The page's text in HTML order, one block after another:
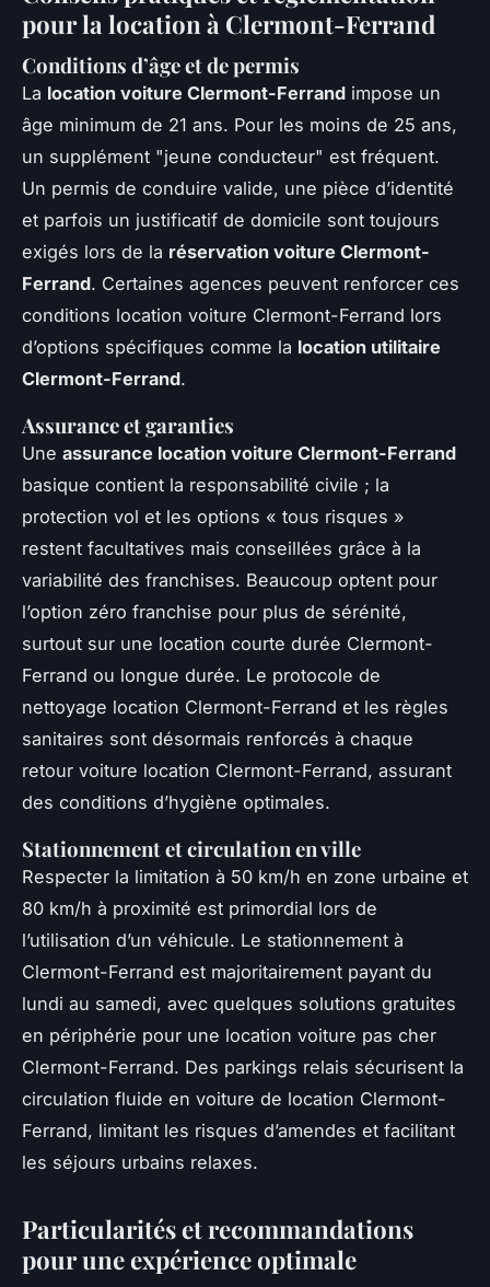
pour la location à Clermont-Ferrand
Conditions d’âge et de permis
La location voiture Clermont-Ferrand impose un
âge minimum de 21 ans. Pour les moins de 25 ans,
un supplément "jeune conducteur" est fréquent.
Un permis de conduire valide, une pièce d’identité
et parfois un justificatif de domicile sont toujours
exigés lors de la réservation voiture Clermont-
Ferrand. Certaines agences peuvent renforcer ces
conditions location voiture Clermont-Ferrand lors
d’options spécifiques comme la location utilitaire
Clermont-Ferrand.
Assurance et garanties
Une assurance location voiture Clermont-Ferrand
basique contient la responsabilité civile ; la
protection vol et les options « tous risques »
restent facultatives mais conseillées grâce à la
variabilité des franchises. Beaucoup optent pour
l’option zéro franchise pour plus de sérénité,
surtout sur une location courte durée Clermont-
Ferrand ou longue durée. Le protocole de
nettoyage location Clermont-Ferrand et les règles
sanitaires sont désormais renforcés à chaque
retour voiture location Clermont-Ferrand, assurant
des conditions d’hygiène optimales.
Stationnement et circulation en ville
Respecter la limitation à 50 km/h en zone urbaine et
80 km/h à proximité est primordial lors de
l’utilisation d’un véhicule. Le stationnement à
Clermont-Ferrand est majoritairement payant du
lundi au samedi, avec quelques solutions gratuites
en périphérie pour une location voiture pas cher
Clermont-Ferrand. Des parkings relais sécurisent la
circulation fluide en voiture de location Clermont-
Ferrand, limitant les risques d’amendes et facilitant
les séjours urbains relaxes.
Particularités et recommandations
pour une expérience optimale